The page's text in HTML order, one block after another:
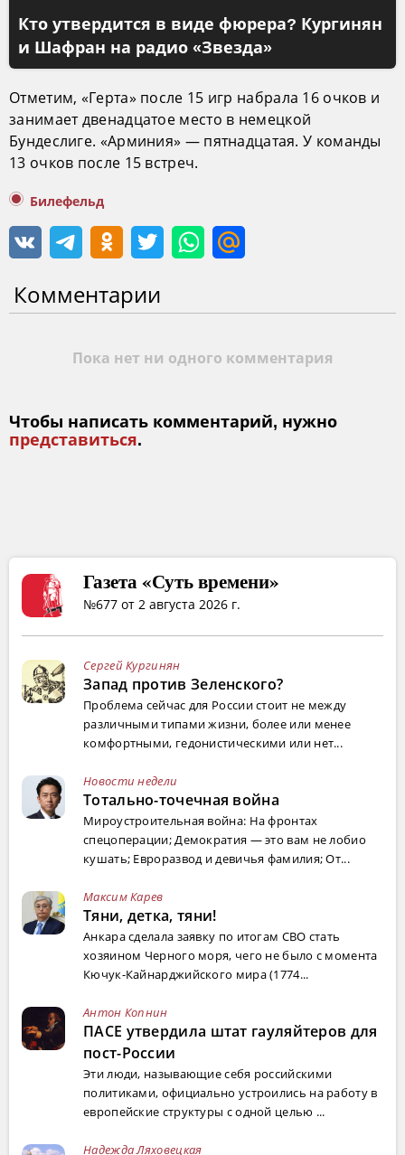
Кто утвердится в виде фюрера? Кургинян
и Шафран на радио «Звезда»
Отметим, «Герта» после 15 игр набрала 16 очков и
занимает двенадцатое место в немецкой
Бундеслиге. «Арминия» — пятнадцатая. У команды
13 очков после 15 встреч.
Билефельд
Комментарии
Пока нет ни одного комментария
Чтобы написать комментарий, нужно
представиться.
Газета «Суть времени»
№677 от 2 августа 2026 г.
Сергей Кургинян
Запад против Зеленского?
Проблема сейчас для России стоит не между
различными типами жизни, более или менее
комфортными, гедонистическими или нет...
Новости недели
Тотально-точечная война
Мироустроительная война: На фронтах
спецоперации; Демократия — это вам не лобио
кушать; Евроразвод и девичья фамилия; От...
Максим Карев
Тяни, детка, тяни!
Анкара сделала заявку по итогам СВО стать
хозяином Черного моря, чего не было с момента
Кючук-Кайнарджийского мира (1774...
Антон Копнин
ПАСЕ утвердила штат гауляйтеров для
пост-России
Эти люди, называющие себя российскими
политиками, официально устроились на работу в
европейские структуры с одной целью ...
Надежда Ляховецкая